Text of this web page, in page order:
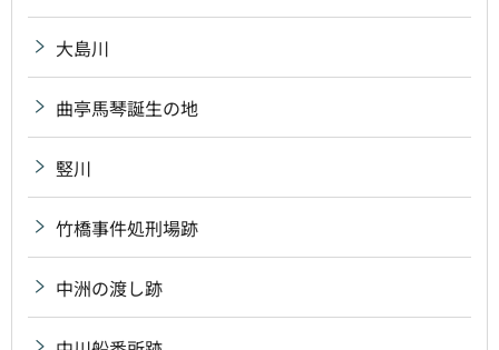
大島川
曲亭馬琴誕生の地
竪川
竹橋事件処刑場跡
中洲の渡し跡